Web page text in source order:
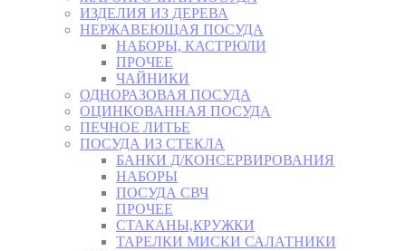
ИЗДЕЛИЯ ИЗ ДЕРЕВА
НЕРЖАВЕЮЩАЯ ПОСУДА
НАБОРЫ, КАСТРЮЛИ
ПРОЧЕЕ
ЧАЙНИКИ
ОДНОРАЗОВАЯ ПОСУДА
ОЦИНКОВАННАЯ ПОСУДА
ПЕЧНОЕ ЛИТЬЕ
ПОСУДА ИЗ СТЕКЛА
БАНКИ Д/КОНСЕРВИРОВАНИЯ
НАБОРЫ
ПОСУДА СВЧ
ПРОЧЕЕ
СТАКАНЫ,КРУЖКИ
ТАРЕЛКИ МИСКИ САЛАТНИКИ